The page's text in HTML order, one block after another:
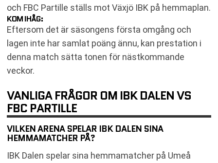
och FBC Partille ställs mot Växjö IBK på hemmaplan.
KOM IHÅG:
Eftersom det är säsongens första omgång och
lagen inte har samlat poäng ännu, kan prestation i
denna match sätta tonen för nästkommande
veckor.
VANLIGA FRÅGOR OM IBK DALEN VS
FBC PARTILLE
VILKEN ARENA SPELAR IBK DALEN SINA
HEMMAMATCHER PÅ?
IBK Dalen spelar sina hemmamatcher på Umeå